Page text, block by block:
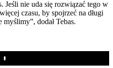
Jeśli nie uda się rozwiązać tego w
czasu, by spojrzeć na długi
dodał Tebas.
Play